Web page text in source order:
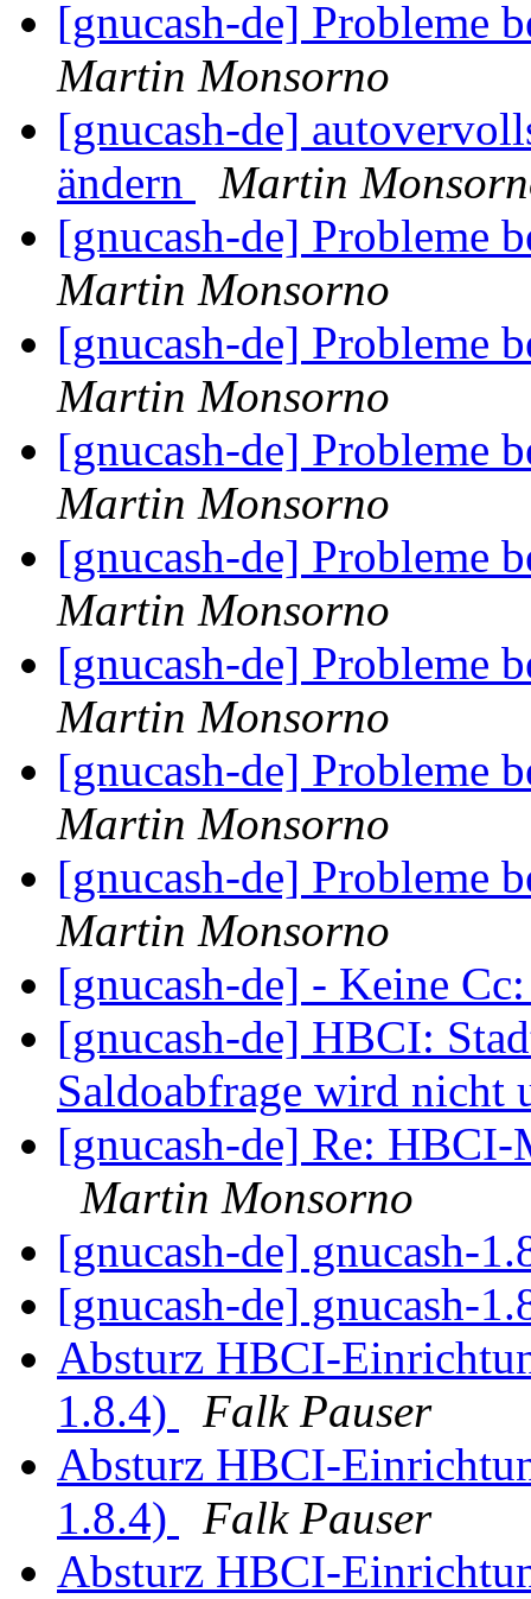
[gnucash-de] Probleme
Martin Monsorno
[gnucash-de]
ändern
Martin
[gnucash-de] Probleme
Martin Monsorno
[gnucash-de] Probleme
Martin Monsorno
[gnucash-de] Probleme
Martin Monsorno
[gnucash-de] Probleme
Martin Monsorno
[gnucash-de] Probleme
Martin Monsorno
[gnucash-de] Probleme
Martin Monsorno
[gnucash-de] Probleme
Martin Monsorno
[gnucash-de] - Keine
[gnucash-de] HBCI:
Saldoabfrage wird nicht
[gnucash-de] Re:
Martin Monsorno
[gnucash-de] gnucash-
[gnucash-de] gnucash-
Absturz HBCI-
1.8.4)
Falk Pauser
Absturz HBCI-
1.8.4)
Falk Pauser
Absturz HBCI-